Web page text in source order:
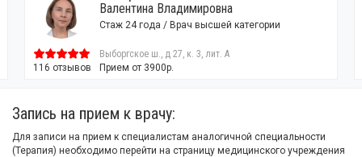
116 отзывов
Валентина Владимировна
Стаж 24 года / Врач высшей категории
Выборгское ш., д 27, к. 3, лит. А
Прием от 3900р.
Запись на прием к врачу:
Для записи на прием к специалистам аналогичной специальности
(Терапия) необходимо перейти на страницу медицинского учреждения